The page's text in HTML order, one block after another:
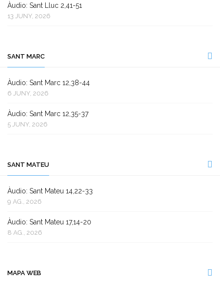
Àudio: Sant Lluc 2,41-51
13 JUNY, 2026
SANT MARC
Àudio: Sant Marc 12,38-44
6 JUNY, 2026
Àudio: Sant Marc 12,35-37
5 JUNY, 2026
SANT MATEU
Àudio: Sant Mateu 14,22-33
9 AG., 2026
Àudio: Sant Mateu 17,14-20
8 AG., 2026
MAPA WEB